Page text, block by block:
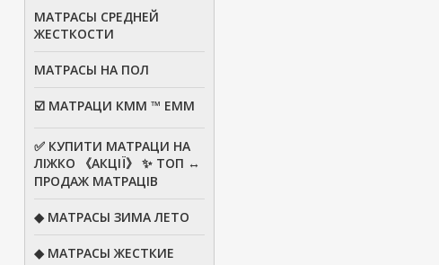
МАТРАСЫ СРЕДНЕЙ
ЖЕСТКОСТИ
МАТРАСЫ НА ПОЛ
☑️ МАТРАЦИ КММ ™ ЕММ
✅ КУПИТИ МАТРАЦИ НА
ЛІЖКО 《АКЦІЇ》 ✨ ТОП ↔
ПРОДАЖ МАТРАЦІВ
◆ МАТРАСЫ ЗИМА ЛЕТО
◆ МАТРАСЫ ЖЕСТКИЕ